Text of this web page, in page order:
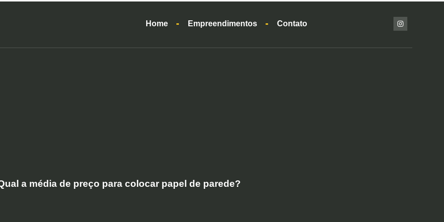
Home Empreendimentos Contato
a média de preço para colocar papel de parede?